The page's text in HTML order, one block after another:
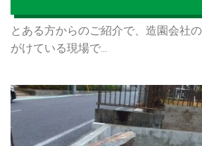
とある方からのご紹介で、造園会社
がけている現場で...